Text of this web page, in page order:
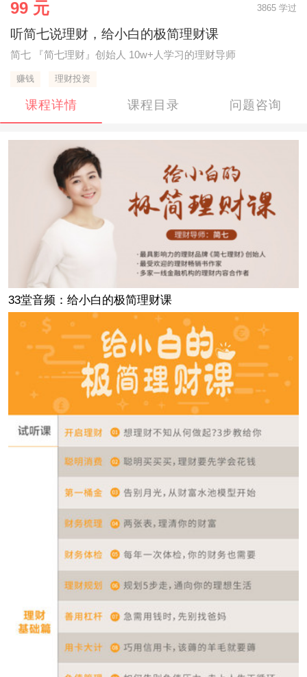
99 元 3865 学过
听简七说理财，给小白的极简理财课
简七 『简七理财』创始人 10w+人学习的理财导师
赚钱 理财投资
课程详情 课程目录 问题咨询
33堂音频：给小白的极简理财课